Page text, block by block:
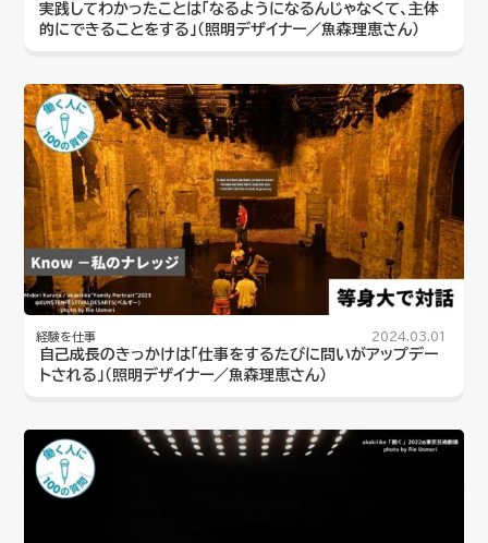
実践してわかったことは「なるようになるんじゃなくて、主体
的にできることをする」（照明デザイナー／魚森理恵さん）
経験を仕事 2024.03.01
自己成長のきっかけは「仕事をするたびに問いがアップデー
トされる」（照明デザイナー／魚森理恵さん）